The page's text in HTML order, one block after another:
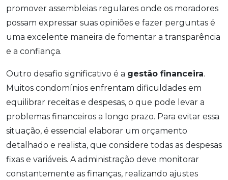
promover assembleias regulares onde os moradores
possam expressar suas opiniões e fazer perguntas é
uma excelente maneira de fomentar a transparência
e a confiança.
Outro desafio significativo é a gestão financeira.
Muitos condomínios enfrentam dificuldades em
equilibrar receitas e despesas, o que pode levar a
problemas financeiros a longo prazo. Para evitar essa
situação, é essencial elaborar um orçamento
detalhado e realista, que considere todas as despesas
fixas e variáveis. A administração deve monitorar
constantemente as finanças, realizando ajustes